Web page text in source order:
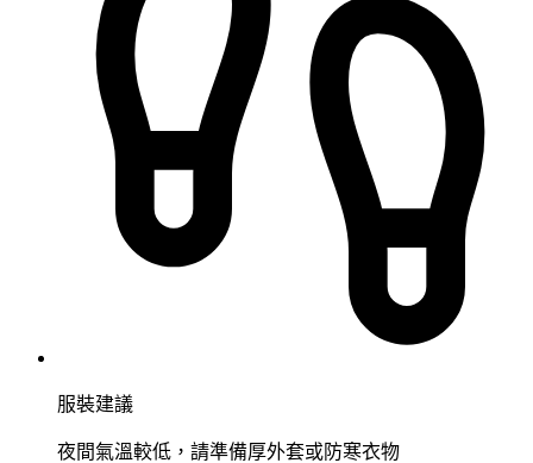
服裝建議
夜間氣溫較低，請準備厚外套或防寒衣物